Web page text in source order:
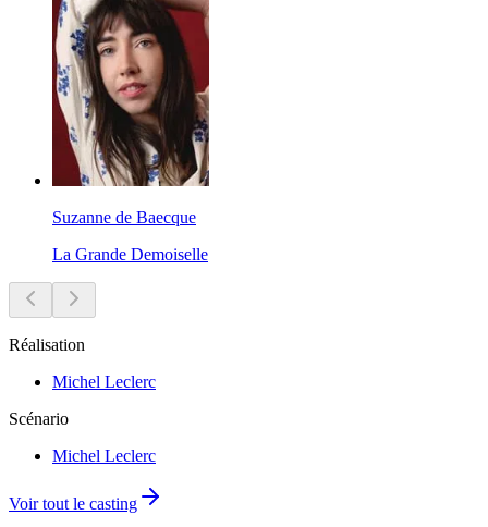
Suzanne de Baecque
La Grande Demoiselle
Réalisation
Michel Leclerc
Scénario
Michel Leclerc
Voir tout le casting